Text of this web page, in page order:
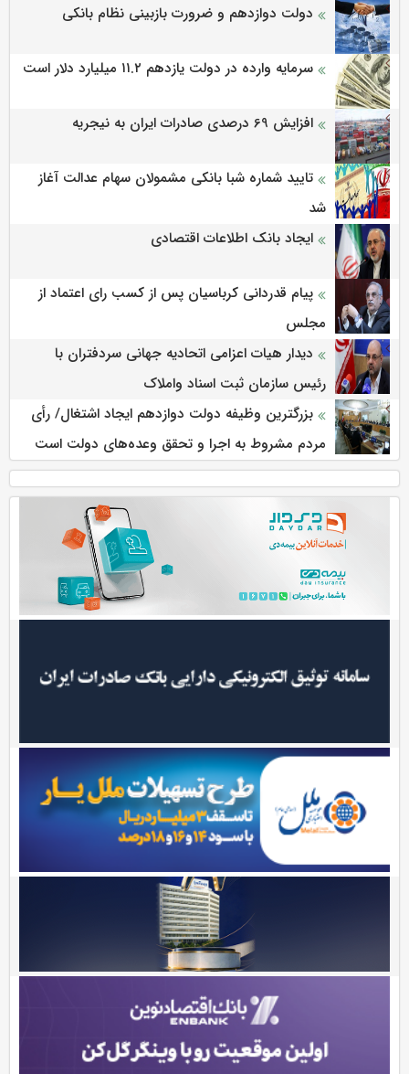
دولت دوازدهم و ضرورت بازبینی نظام بانکی
سرمایه وارده در دولت یازدهم ۱۱.۲ میلیارد دلار است
افزایش 69 درصدی صادرات ایران به نیجریه
تایید شماره شبا بانکی مشمولان سهام عدالت آغاز
شد
ایجاد بانک اطلاعات اقتصادی
پیام قدردانی کرباسیان پس از کسب رای اعتماد از
مجلس
دیدار هیات اعزامی اتحادیه جهانی سردفتران با
رئیس سازمان ثبت اسناد واملاک
بزرگترین وظیفه دولت دوازدهم ایجاد اشتغال/ رأی
مردم مشروط به اجرا و تحقق وعده‌های دولت است